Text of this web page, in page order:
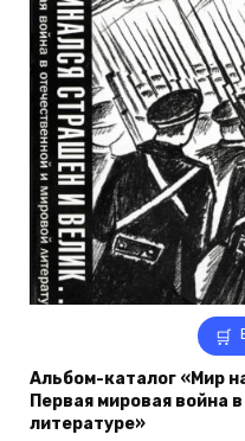
Альбом-каталог «Мир
Первая мировая война
литературе»